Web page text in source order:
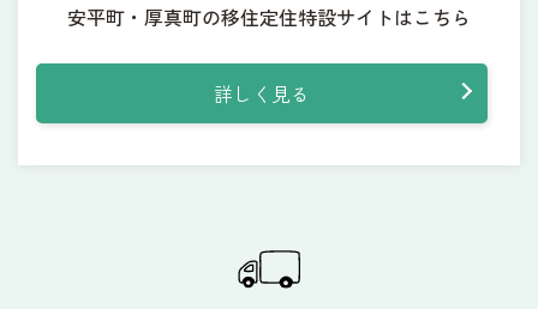
安平町・厚真町の移住定住特設サイトはこちら
詳しく見る